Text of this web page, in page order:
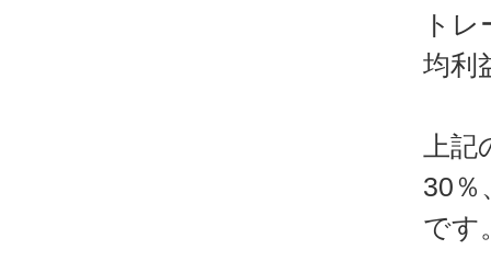
ト
均利
上
30％
です